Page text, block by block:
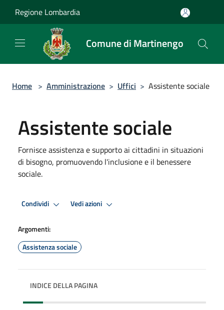
Regione Lombardia
Comune di Martinengo
Home > Amministrazione > Uffici > Assistente sociale
Assistente sociale
Fornisce assistenza e supporto ai cittadini in situazioni
di bisogno, promuovendo l'inclusione e il benessere
sociale.
Condividi Vedi azioni
Argomenti:
Assistenza sociale
INDICE DELLA PAGINA